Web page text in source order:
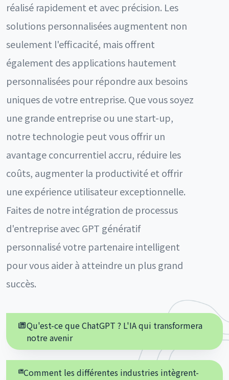
réalisé rapidement et avec précision. Les
solutions personnalisées augmentent non
seulement l'efficacité, mais offrent
également des applications hautement
personnalisées pour répondre aux besoins
uniques de votre entreprise. Que vous soyez
une grande entreprise ou une start-up,
notre technologie peut vous offrir un
avantage concurrentiel accru, réduire les
coûts, augmenter la productivité et offrir
une expérience utilisateur exceptionnelle.
Faites de notre intégration de processus
d'entreprise avec GPT génératif
personnalisé votre partenaire intelligent
pour vous aider à atteindre un plus grand
succès.
Qu'est-ce que ChatGPT ? L'IA qui transformera
notre avenir
Comment les différentes industries intègrent-